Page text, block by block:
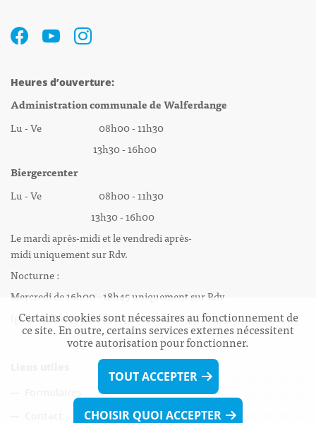
Heures d’ouverture:
Administration communale de Walferdange
Lu - Ve 08h00 - 11h30
13h30 - 16h00
Biergercenter
Lu - Ve 08h00 - 11h30
13h30 - 16h00
Le mardi après-midi et le vendredi après-
midi uniquement sur Rdv.
Nocturne :
Mercredi de 16h00 - 18h45 uniquement sur Rdv
(prise de Rdv possible jusqu'à mardi 11h30).
Certains cookies sont nécessaires au fonctionnement de
ce site. En outre, certains services externes nécessitent
votre autorisation pour fonctionner.
TOUT ACCEPTER
CHOISIR QUOI ACCEPTER